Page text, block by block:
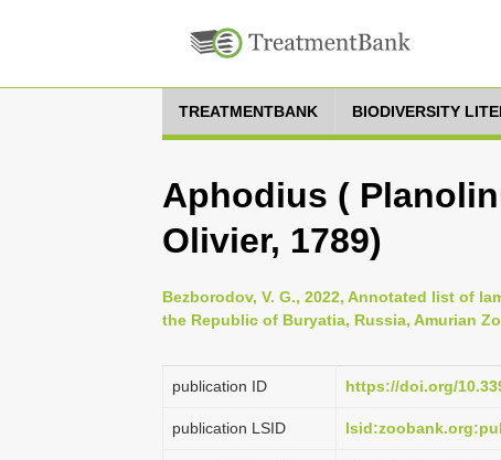
TREATMENTBANK BIODIVERSITY
Aphodius (
Olivier, 1789)
Bezborodov, V. G., 2022, Annotated list of
the Republic of Buryatia, Russia, Amurian
publication ID https://doi.org/
publication LSID